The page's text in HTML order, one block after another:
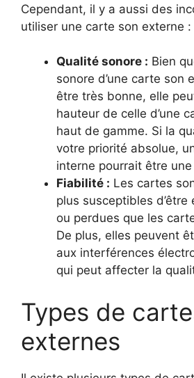
Cependant, il y a aussi des
utiliser une carte son externe :
Qualité sonore : Bien
sonore d’une carte son
être très bonne, elle
hauteur de celle d’une
haut de gamme. Si la
votre priorité absolue,
interne pourrait être
Fiabilité : Les cartes
plus susceptibles d’être
ou perdues que les
De plus, elles peuvent
aux interférences
qui peut affecter la
Types de
externes